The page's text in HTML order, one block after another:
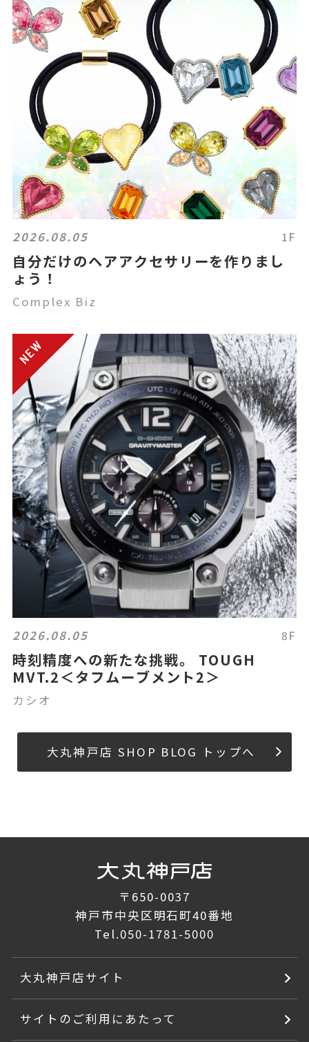
2026.08.05 1F
自分だけのヘアアクセサリーを作りまし
ょう！
Complex Biz
2026.08.05 8F
時刻精度への新たな挑戦。 TOUGH
MVT.2＜タフムーブメント2＞
カシオ
大丸神戸店 SHOP BLOG トップへ
〒650-0037
神戸市中央区明石町40番地
Tel.050-1781-5000
大丸神戸店サイト
サイトのご利用にあたって